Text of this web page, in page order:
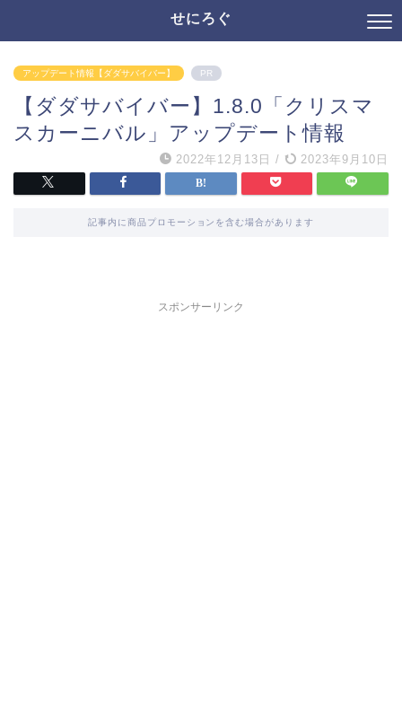
せにろぐ
アップデート情報【ダダサバイバー】 PR
【ダダサバイバー】1.8.0「クリスマ
スカーニバル」アップデート情報
2022年12月13日 / 2023年9月10日
記事内に商品プロモーションを含む場合があります
スポンサーリンク